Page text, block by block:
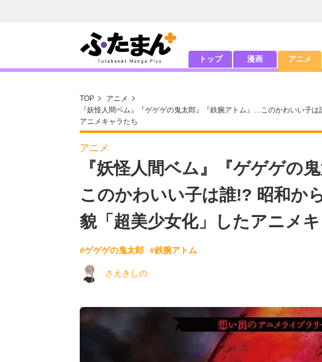
トップ 漫画 アニメ
TOP
アニメ
『妖怪人間ベム』『ゲゲゲの鬼太郎』『鉄腕アトム』…このかわいい子
アニメキャラたち
アニメ
『妖怪人間ベム』『ゲゲゲの
このかわいい子は誰!? 昭和か
貌「超美少女化」したアニメ
#ゲゲゲの鬼太郎 #鉄腕アトム
さえきしの